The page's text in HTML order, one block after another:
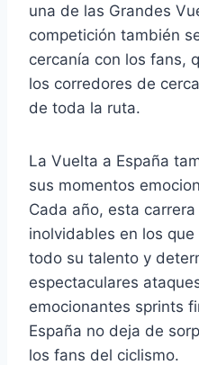
una de las Grandes
competición también
cercanía con los fans,
los corredores de
de toda la ruta.
La Vuelta a España
sus momentos
Cada año, esta
inolvidables en los
todo su talento y
espectaculares
emocionantes sprints
España no deja de
los fans del ciclismo.